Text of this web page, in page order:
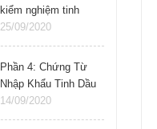
kiểm nghiệm tinh
dầu tại nhà
25/09/2020
Phần 4: Chứng Từ
Nhập Khẩu Tinh Dầu
Thiên Nhiên Cần
Chuẩn Bị Gì?
14/09/2020